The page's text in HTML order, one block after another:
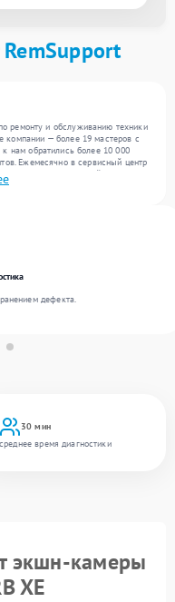
RemSupport
ремонту и обслуживанию техники
компании — более 19 мастеров с
нам обратились более 10 000
Ежемесячно в сервисный центр
за задачи любой сложности
процессам ремонта.
30 мин
среднее время диагностики
дефекта.
экшн-камеры
XE